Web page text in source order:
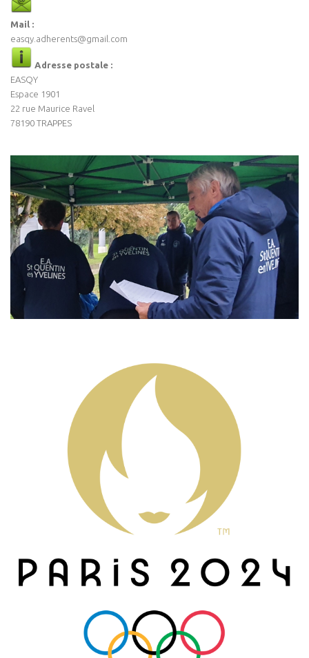
Mail :
easqy.adherents@gmail.com
Adresse postale :
EASQY
Espace 1901
22 rue Maurice Ravel
78190 TRAPPES